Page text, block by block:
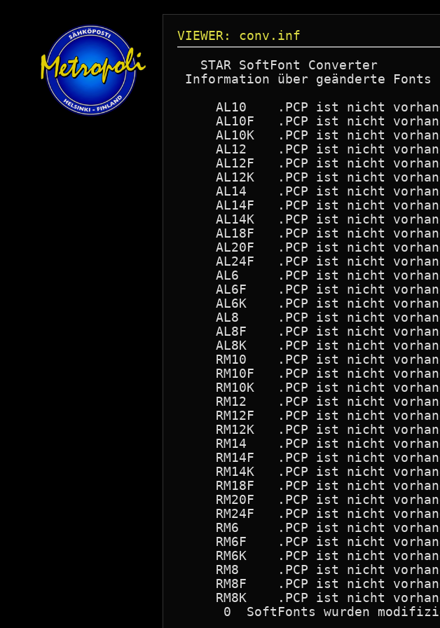
VIEWER: conv.inf
   STAR SoftFont Converter
Information über geänderte Fonts
AL10    .PCP ist nicht
AL10F   .PCP ist nicht
AL10K   .PCP ist nicht
AL12    .PCP ist nicht
AL12F   .PCP ist nicht
AL12K   .PCP ist nicht
AL14    .PCP ist nicht
AL14F   .PCP ist nicht
AL14K   .PCP ist nicht
AL18F   .PCP ist nicht
AL20F   .PCP ist nicht
AL24F   .PCP ist nicht
AL6     .PCP ist nicht
AL6F    .PCP ist nicht
AL6K    .PCP ist nicht
AL8     .PCP ist nicht
AL8F    .PCP ist nicht
AL8K    .PCP ist nicht
RM10    .PCP ist nicht
RM10F   .PCP ist nicht
RM10K   .PCP ist nicht
RM12    .PCP ist nicht
RM12F   .PCP ist nicht
RM12K   .PCP ist nicht
RM14    .PCP ist nicht
RM14F   .PCP ist nicht
RM14K   .PCP ist nicht
RM18F   .PCP ist nicht
RM20F   .PCP ist nicht
RM24F   .PCP ist nicht
RM6     .PCP ist nicht
RM6F    .PCP ist nicht
RM6K    .PCP ist nicht
RM8     .PCP ist nicht
RM8F    .PCP ist nicht
RM8K    .PCP ist nicht